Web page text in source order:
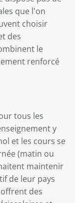
que l'on
choisir
des
le
renforcé
tous les
y
et les cours se
(matin ou
maintenir
de leur pays
offrent des